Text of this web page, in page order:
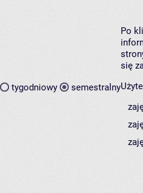
tygodniowy semestralny
Po
się